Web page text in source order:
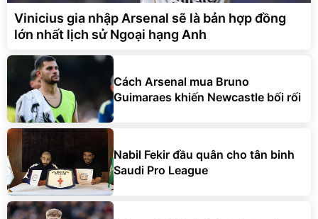
Vinicius gia nhập Arsenal sẽ là bản hợp đồng
lớn nhất lịch sử Ngoại hạng Anh
Cách Arsenal mua Bruno
Guimaraes khiến Newcastle bối rối
Nabil Fekir đầu quân cho tân binh
Saudi Pro League